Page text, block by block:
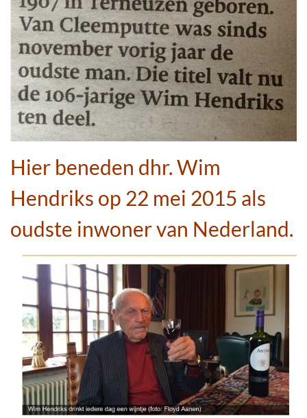
Hier beneden dhr. Wim
Hendriks op 22 mei 2015 als
oudste inwoner van Nederland.